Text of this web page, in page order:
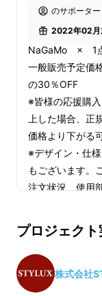
のサポーター
2022年02月
NaGaMo × 1
一般販売予定価
の30％OFF
※皆様の応援購
上した場合、正
価格より下がる
※デザイン・仕
もございます。
注文状況、使用
る場合があります
プロジェク
株式会社